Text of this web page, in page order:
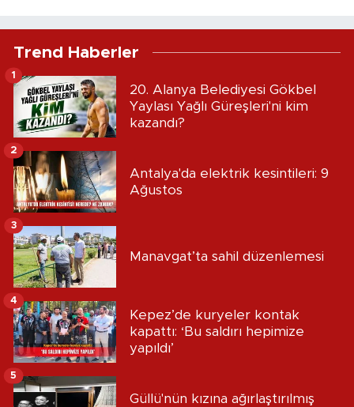
Trend Haberler
20. Alanya Belediyesi Gökbel
Yaylası Yağlı Güreşleri'ni kim
kazandı?
1
Antalya'da elektrik kesintileri: 9
Ağustos
2
Manavgat’ta sahil düzenlemesi
3
Kepez’de kuryeler kontak
kapattı: ‘Bu saldırı hepimize
yapıldı’
4
Güllü'nün kızına ağırlaştırılmış
5